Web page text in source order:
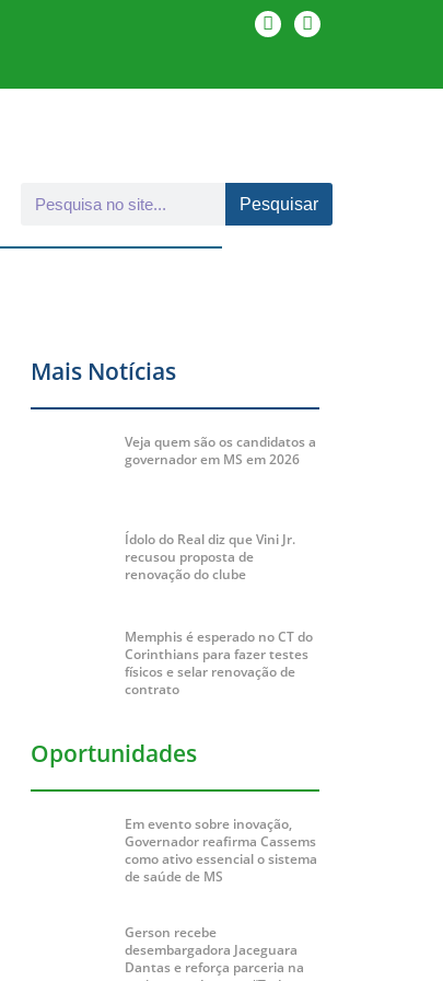
Pesquisar
Mais Notícias
Veja quem são os candidatos a
governador em MS em 2026
Ídolo do Real diz que Vini Jr.
recusou proposta de
renovação do clube
Memphis é esperado no CT do
Corinthians para fazer testes
físicos e selar renovação de
contrato
Oportunidades
Em evento sobre inovação,
Governador reafirma Cassems
como ativo essencial o sistema
de saúde de MS
Gerson recebe
desembargadora Jaceguara
Dantas e reforça parceria na